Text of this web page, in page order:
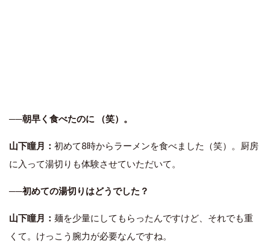
──朝早く食べたのに （笑）。
山下瞳月： 初めて8時からラーメンを食べました（笑）。厨房
に入って湯切りも体験させていただいて。
──初めての湯切りはどうでした？
山下瞳月： 麺を少量にしてもらったんですけど、それでも重
くて。けっこう腕力が必要なんですね。